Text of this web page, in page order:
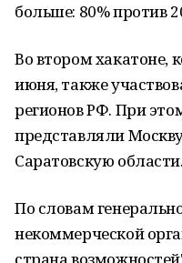
больше: 80% против
Во втором хакатоне,
июня, также
регионов РФ. При
представляли
Саратовскую области.
По словам
некоммерческой